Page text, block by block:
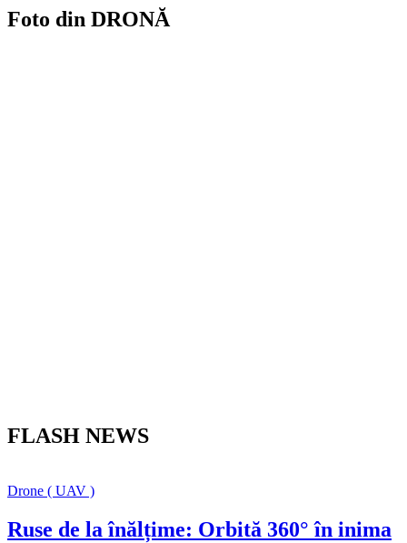
Foto din DRONĂ
FLASH NEWS
Drone ( UAV )
Ruse de la înălțime: Orbită 360° în inima